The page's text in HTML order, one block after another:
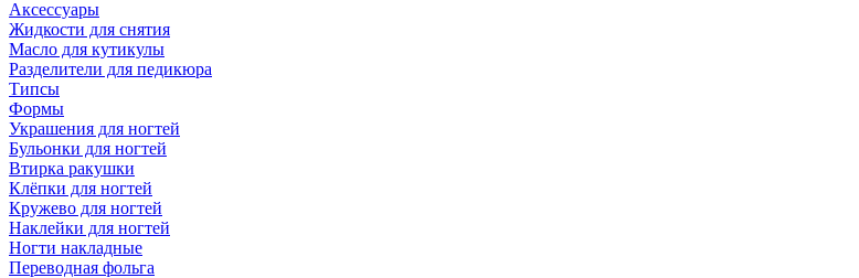
Аксессуары
Жидкости для снятия
Масло для кутикулы
Разделители для педикюра
Типсы
Формы
Украшения для ногтей
Бульонки для ногтей
Втирка ракушки
Клёпки для ногтей
Кружево для ногтей
Наклейки для ногтей
Ногти накладные
Переводная фольга